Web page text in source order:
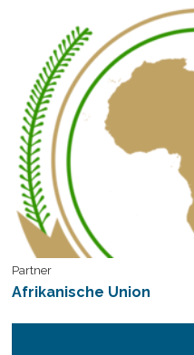
Partner
Afrikanische Union